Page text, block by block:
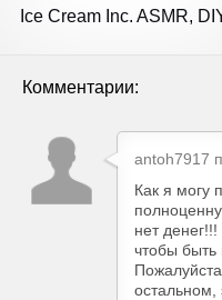
Ice Cream Inc. ASMR,
Комментарии:
antoh7917
Как я могу
нет
чтобы быть
остальном,